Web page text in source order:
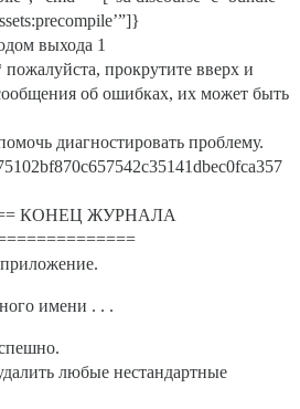
выхода 1
прокрутите вверх и
об ошибках, их может быть
диагностировать проблему.
КОНЕЦ ЖУРНАЛА
приложение.
имени . . .
любые нестандартные